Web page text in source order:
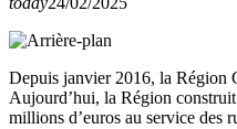
Depuis janvier 2016, la Région
Aujourd’hui, la Région
millions d’euros au service des